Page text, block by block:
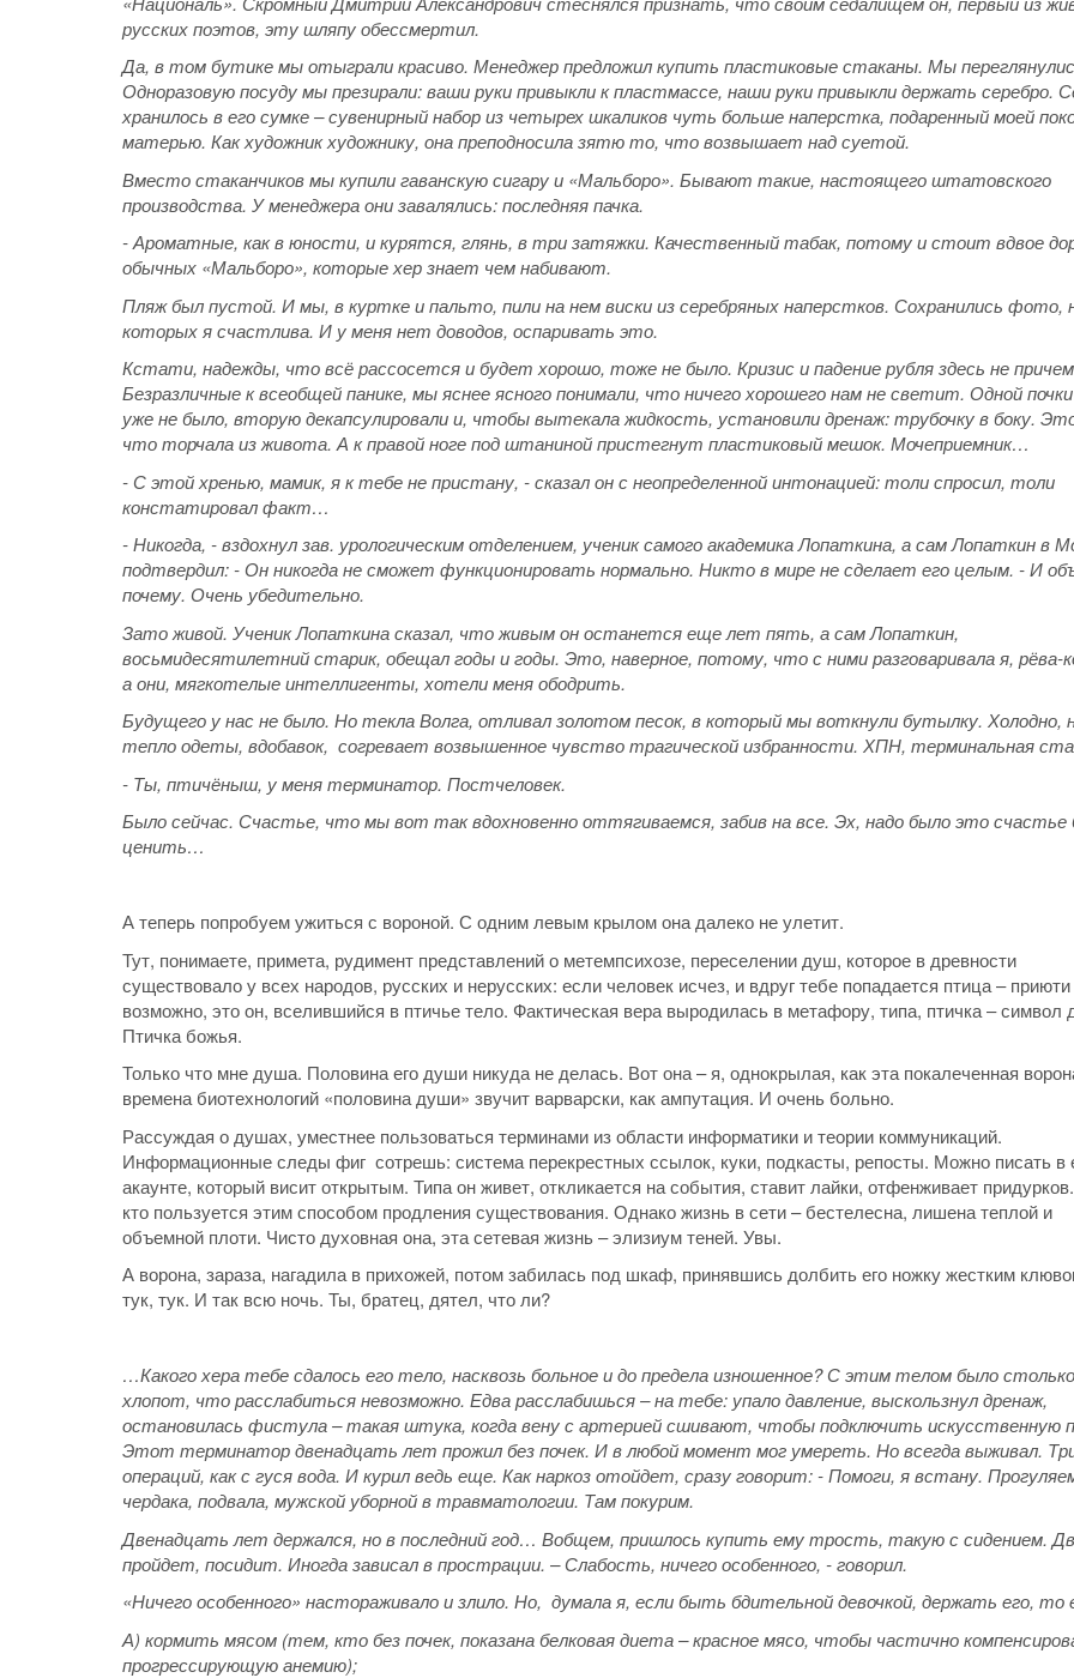
русских поэтов, эту шляпу обессмертил.
Да, в том бутике мы отыграли красиво. Менеджер предложил купить пластиковые стаканы. Мы
Одноразовую посуду мы презирали: ваши руки привыкли к пластмассе, наши руки привыкли держать серебро.
хранилось в его сумке – сувенирный набор из четырех шкаликов чуть больше наперстка, подаренный моей
матерью. Как художник художнику, она преподносила зятю то, что возвышает над суетой.
Вместо стаканчиков мы купили гаванскую сигару и «Мальборо». Бывают такие, настоящего штатовского
производства. У менеджера они завалялись: последняя пачка.
- Ароматные, как в юности, и курятся, глянь, в три затяжки. Качественный табак, потому и стоит вдвое
обычных «Мальборо», которые хер знает чем набивают.
Пляж был пустой. И мы, в куртке и пальто, пили на нем виски из серебряных наперстков. Сохранились фото,
которых я счастлива. И у меня нет доводов, оспаривать это.
Кстати, надежды, что всё рассосется и будет хорошо, тоже не было. Кризис и падение рубля здесь не
Безразличные к всеобщей панике, мы яснее ясного понимали, что ничего хорошего нам не светит. Одной
уже не было, вторую декапсулировали и, чтобы вытекала жидкость, установили дренаж: трубочку в боку.
что торчала из живота. А к правой ноге под штаниной пристегнут пластиковый мешок. Мочеприемник…
- С этой хренью, мамик, я к тебе не пристану, - сказал он с неопределенной интонацией: толи спросил, толи
констатировал факт…
- Никогда, - вздохнул зав. урологическим отделением, ученик самого академика Лопаткина, а сам Лопаткин в
подтвердил: - Он никогда не сможет функционировать нормально. Никто в мире не сделает его целым. - И
почему. Очень убедительно.
Зато живой. Ученик Лопаткина сказал, что живым он останется еще лет пять, а сам Лопаткин,
восьмидесятилетний старик, обещал годы и годы. Это, наверное, потому, что с ними разговаривала я, рёва-
а они, мягкотелые интеллигенты, хотели меня ободрить.
Будущего у нас не было. Но текла Волга, отливал золотом песок, в который мы воткнули бутылку. Холодно,
тепло одеты, вдобавок, согревает возвышенное чувство трагической избранности. ХПН, терминальная
- Ты, птичёныш, у меня терминатор. Постчеловек.
Было сейчас. Счастье, что мы вот так вдохновенно оттягиваемся, забив на все. Эх, надо было это счастье
ценить…
А теперь попробуем ужиться с вороной. С одним левым крылом она далеко не улетит.
Тут, понимаете, примета, рудимент представлений о метемпсихозе, переселении душ, которое в древности
существовало у всех народов, русских и нерусских: если человек исчез, и вдруг тебе попадается птица –
возможно, это он, вселившийся в птичье тело. Фактическая вера выродилась в метафору, типа, птичка – символ
Птичка божья.
Только что мне душа. Половина его души никуда не делась. Вот она – я, однокрылая, как эта покалеченная
времена биотехнологий «половина души» звучит варварски, как ампутация. И очень больно.
Рассуждая о душах, уместнее пользоваться терминами из области информатики и теории коммуникаций.
Информационные следы фиг сотрешь: система перекрестных ссылок, куки, подкасты, репосты. Можно писать в
акаунте, который висит открытым. Типа он живет, откликается на события, ставит лайки, отфенживает
кто пользуется этим способом продления существования. Однако жизнь в сети – бестелесна, лишена теплой и
объемной плоти. Чисто духовная она, эта сетевая жизнь – элизиум теней. Увы.
А ворона, зараза, нагадила в прихожей, потом забилась под шкаф, принявшись долбить его ножку жестким
тук, тук. И так всю ночь. Ты, братец, дятел, что ли?
…Какого хера тебе сдалось его тело, насквозь больное и до предела изношенное? С этим телом было столько
хлопот, что расслабиться невозможно. Едва расслабишься – на тебе: упало давление, выскользнул дренаж,
остановилась фистула – такая штука, когда вену с артерией сшивают, чтобы подключить искусственную
Этот терминатор двенадцать лет прожил без почек. И в любой момент мог умереть. Но всегда выживал.
операций, как с гуся вода. И курил ведь еще. Как наркоз отойдет, сразу говорит: - Помоги, я встану.
чердака, подвала, мужской уборной в травматологии. Там покурим.
Двенадцать лет держался, но в последний год… Вобщем, пришлось купить ему трость, такую с сидением.
пройдет, посидит. Иногда зависал в прострации. – Слабость, ничего особенного, - говорил.
«Ничего особенного» настораживало и злило. Но, думала я, если быть бдительной девочкой, держать его, то
А) кормить мясом (тем, кто без почек, показана белковая диета – красное мясо, чтобы частично
прогрессирующую анемию);